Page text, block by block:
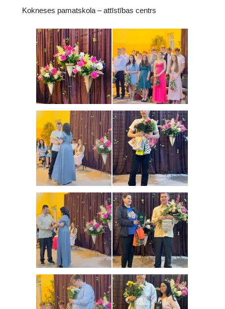
Kokneses pamatskola – attīstības centrs